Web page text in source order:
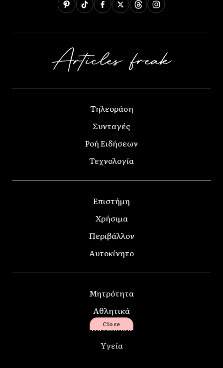
Τηλεοράση
Συνταγές
Ροή Ειδήσεων
Τεχνολογία
Επιστήμη
Χρήσιμα
Περιβάλλον
Αυτοκίνητο
Μητρότητα
Αθλητικά
Κατοικίδια
Υγεία
Close